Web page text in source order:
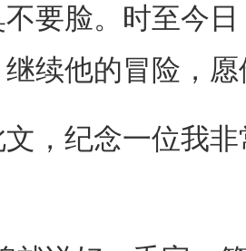
要脸。时至今
续他的冒险，
纪念一位我非